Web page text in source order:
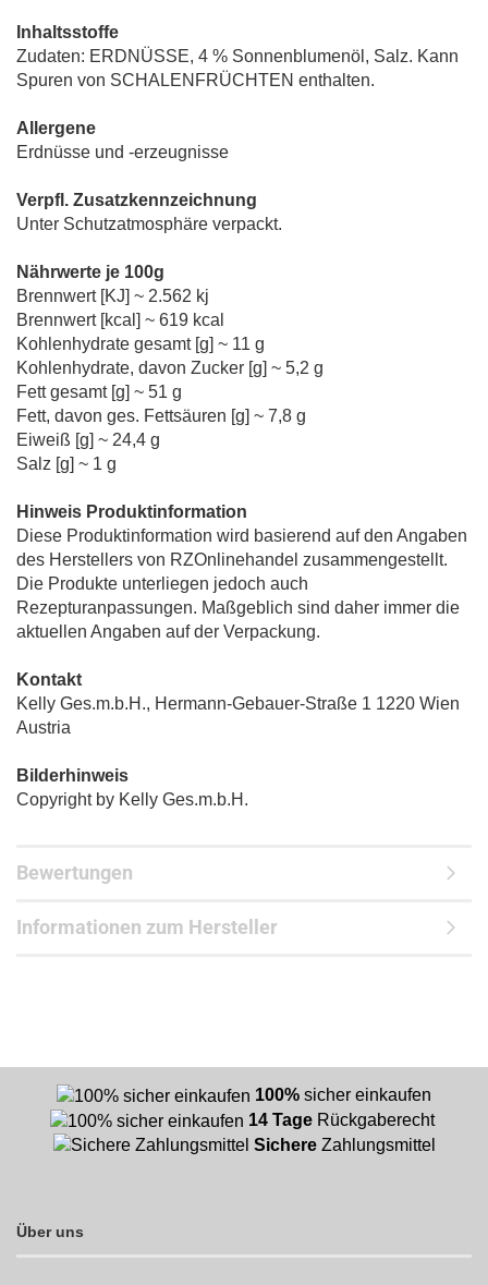
Inhaltsstoffe
Zudaten: ERDNÜSSE, 4 % Sonnenblumenöl, Salz. Kann
Spuren von SCHALENFRÜCHTEN enthalten.
Allergene
Erdnüsse und -erzeugnisse
Verpfl. Zusatzkennzeichnung
Unter Schutzatmosphäre verpackt.
Nährwerte je 100g
Brennwert [KJ] ~ 2.562 kj
Brennwert [kcal] ~ 619 kcal
Kohlenhydrate gesamt [g] ~ 11 g
Kohlenhydrate, davon Zucker [g] ~ 5,2 g
Fett gesamt [g] ~ 51 g
Fett, davon ges. Fettsäuren [g] ~ 7,8 g
Eiweiß [g] ~ 24,4 g
Salz [g] ~ 1 g
Hinweis Produktinformation
Diese Produktinformation wird basierend auf den Angaben
des Herstellers von RZOnlinehandel zusammengestellt.
Die Produkte unterliegen jedoch auch
Rezepturanpassungen. Maßgeblich sind daher immer die
aktuellen Angaben auf der Verpackung.
Kontakt
Kelly Ges.m.b.H., Hermann-Gebauer-Straße 1 1220 Wien
Austria
Bilderhinweis
Copyright by Kelly Ges.m.b.H.
Bewertungen
Informationen zum Hersteller
100% sicher einkaufen
14 Tage Rückgaberecht
Sichere Zahlungsmittel
Über uns